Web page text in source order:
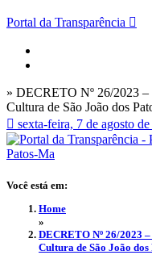
Portal da Transparência
» DECRETO Nº 26/2023
Cultura de São João dos
sexta-feira, 7 de agosto
Você está em:
Home
»
DECRETO Nº 26/2023
Cultura de São João dos